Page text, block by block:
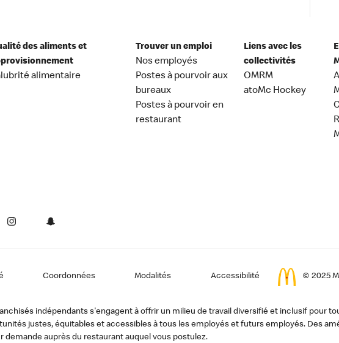
des aliments et
alimentaire
Trouver un emploi
Nos employés
Postes à pourvoir aux
bureaux
Postes à pourvoir en
restaurant
Liens avec les
collectivités
OMRM
atoMc Hockey
Coordonnées Modalités Accessibilité © 2025
indépendants s'engagent à offrir un milieu de travail diversifié et inclusif pour
justes, équitables et accessibles à tous les employés et futurs employés. Des
demande auprès du restaurant auquel vous postulez.